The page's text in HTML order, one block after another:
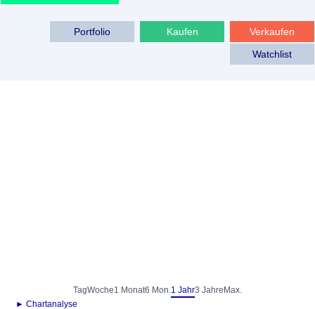
Verkaufen
Kaufen
Portfolio
Watchlist
TagWoche1 Monat6 Mon.1 Jahr3 Jahre Max.
► Chartanalyse